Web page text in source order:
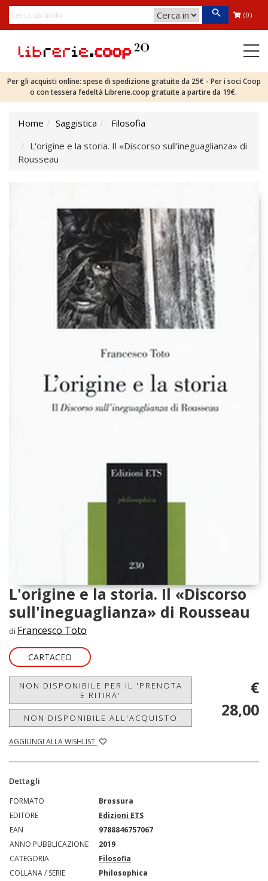
(0)
Per gli acquisti online: spese di spedizione gratuite da 25€ - Per i soci Coop
o con tessera fedeltà Librerie.coop gratuite a partire da 19€.
Home Saggistica
Filosofia
L'origine e la storia. Il «Discorso sull'ineguaglianza» di
Rousseau
L'origine e la storia. Il «Discorso
sull'ineguaglianza» di Rousseau
di Francesco Toto
CARTACEO
NON DISPONIBILE PER IL 'PRENOTA
E RITIRA'
NON DISPONIBILE ALL'ACQUISTO
AGGIUNGI ALLA WISHLIST
€
28,00
Dettagli
FORMATO
Brossura
EDITORE
Edizioni ETS
EAN
9788846757067
ANNO PUBBLICAZIONE
2019
CATEGORIA
Filosofia
COLLANA / SERIE
Philosophica